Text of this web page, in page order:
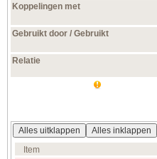
Koppelingen met
Gebruikt door / Gebruikt
Relatie
Alles uitklappen
Alles inklappen
Item